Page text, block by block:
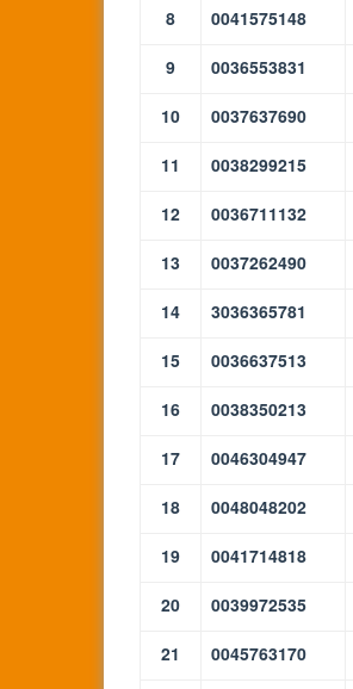
8 0041575148
9 0036553831
10 0037637690
11 0038299215
12 0036711132
13 0037262490
14 3036365781
15 0036637513
16 0038350213
17 0046304947
18 0048048202
19 0041714818
20 0039972535
21 0045763170